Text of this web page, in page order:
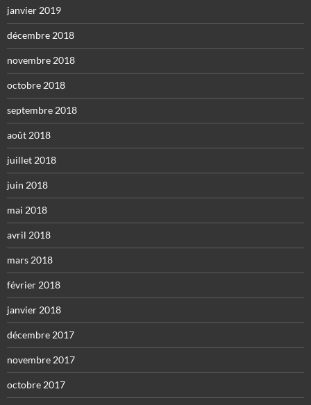
janvier 2019
décembre 2018
novembre 2018
octobre 2018
septembre 2018
août 2018
juillet 2018
juin 2018
mai 2018
avril 2018
mars 2018
février 2018
janvier 2018
décembre 2017
novembre 2017
octobre 2017